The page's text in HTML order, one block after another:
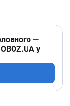
—
у